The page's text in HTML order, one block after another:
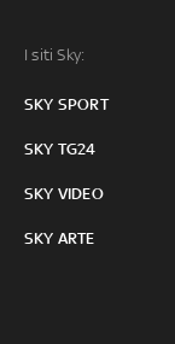
I siti Sky:
SKY SPORT
SKY TG24
SKY VIDEO
SKY ARTE